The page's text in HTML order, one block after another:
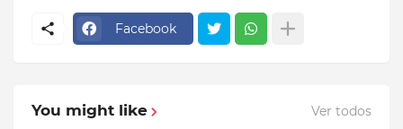
Facebook
You might like Ver todos